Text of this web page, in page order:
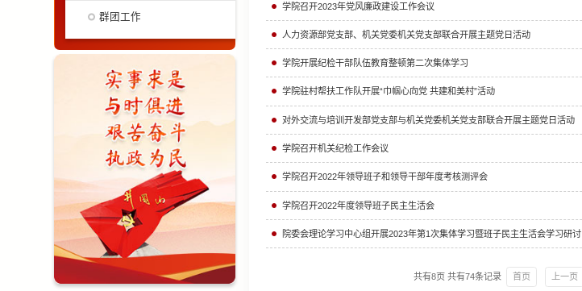
群团工作
学院召开2023年党风廉政建设工作会议
人力资源部党支部、机关党委机关党支部联合开展主题党日活动
学院开展纪检干部队伍教育整顿第二次集体学习
学院驻村帮扶工作队开展“巾帼心向党 共建和美村”活动
对外交流与培训开发部党支部与机关党委机关党支部联合开展主题党日活动
学院召开机关纪检工作会议
学院召开2022年领导班子和领导干部年度考核测评会
学院召开2022年度领导班子民主生活会
院委会理论学习中心组开展2023年第1次集体学习暨班子民主生活会学习研讨
共有8页 共有74条记录 首页 上一页